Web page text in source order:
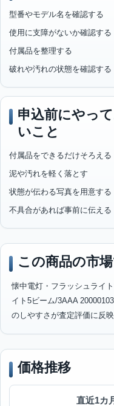
型番やモデル名を確認する
使用に支障がないか確認する
付属品を整理する
破れや汚れの状態を確認する
申込前にやっ
いこと
付属品をできるだけそろえる
泥や汚れを軽く落とす
状態が伝わる写真を用意する
不具合があれば事前に伝える
この商品の市
懐中電灯・フラッシュライ
イト5ビーム/3AAA
のしやすさが査定評価に反
価格推移
直近1カ